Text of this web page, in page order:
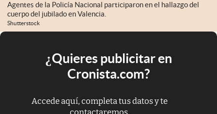
Agentes de la Policía Nacional participaron en el hallazgo del
cuerpo del jubilado en Valencia.
Shutterstock
¿Quieres publicitar en
Cronista.com?
Accede aquí, completa tus datos y te